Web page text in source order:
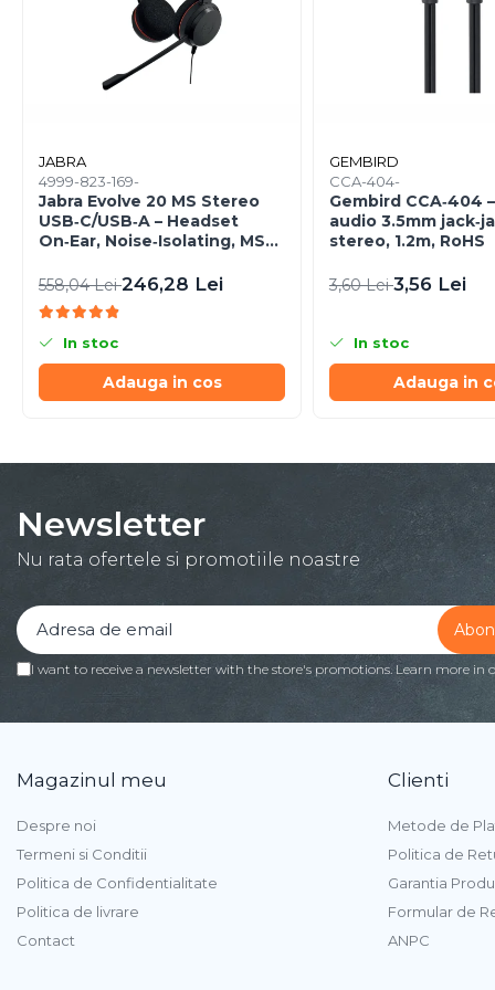
Caști & Microfoane
Căști Gaming & Consumer
Ecrane Digital Signage
Ecrane Touchscreen Digital
Signage
Proiectoare
Proiectoare Business
Proiectoare Consumer
Componente
Plăci de baza
Plăci de Bază Amd
Procesoare
Procesoare Desktop
HDD Externe
HDD Interne
SSD Externe
Memorii
Memorii Laptop
Memorii Flash
Stick-uri USB
Surse de alimentare
Surse de Alimentare PC
Ventilatoare & Sisteme de
JABRA
4999-823-169-
Jabra Evolve 20 MS Stereo
USB‑C/USB‑A – Headset
On‑Ear, Noise‑Isolating, MS
558,04 Lei246,28 Lei
In stoc
Adauga in cos
GEMBIRD
CCA-404-
Gembird CCA‑404
audio 3.5mm
stereo, 1.2m, RoHS
3,60 Lei3,56 Lei
In stoc
Adauga in
Newsletter
Nu rata ofertele si promotiile noastre
I want to receive a newsletter with the store's promotions. Learn more in
Magazinul meu
Despre noi
Termeni si Conditii
Politica de Confidentialitate
Politica de livrare
Contact
Clienti
Metode de
Politica de
Garantia
Formular de
ANPC